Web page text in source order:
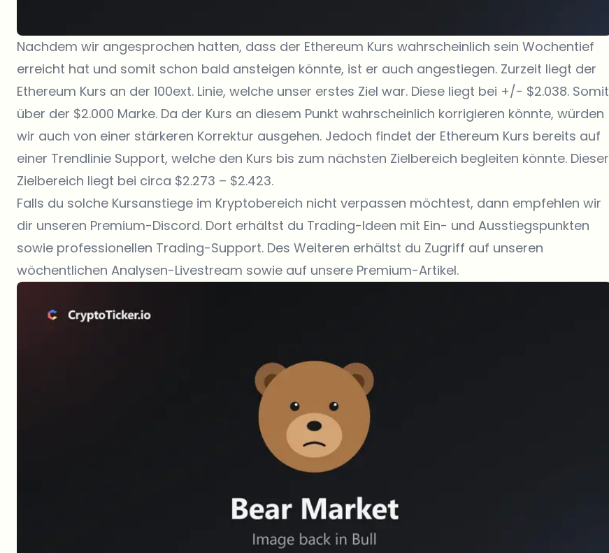
Nachdem wir angesprochen hatten, dass der Ethereum Kurs wahrscheinlich sein Wochentief
erreicht hat und somit schon bald ansteigen könnte, ist er auch angestiegen. Zurzeit liegt der
Ethereum Kurs an der 100ext. Linie, welche unser erstes Ziel war. Diese liegt bei +/- $2.038. Somit
über der $2.000 Marke. Da der Kurs an diesem Punkt wahrscheinlich korrigieren könnte, würden
wir auch von einer stärkeren Korrektur ausgehen. Jedoch findet der Ethereum Kurs bereits auf
einer Trendlinie Support, welche den Kurs bis zum nächsten Zielbereich begleiten könnte. Dieser
Zielbereich liegt bei circa $2.273 – $2.423.
Falls du solche Kursanstiege im Kryptobereich nicht verpassen möchtest, dann empfehlen wir
dir unseren Premium-Discord. Dort erhältst du Trading-Ideen mit Ein- und Ausstiegspunkten
sowie professionellen Trading-Support. Des Weiteren erhältst du Zugriff auf unseren
wöchentlichen Analysen-Livestream sowie auf unsere Premium-Artikel.